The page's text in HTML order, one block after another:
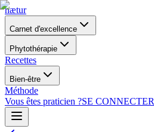
nætur
Carnet d'excellence
Phytothérapie
Recettes
Bien-être
Méthode
Vous êtes praticien ?SE CONNECTER